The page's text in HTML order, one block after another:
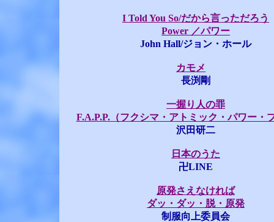
I Told You So/だから言っただろう
Power ／パワー
John Hall/ジョン・ホール
カモメ
長渕剛
一握り人の罪
F.A.P.P.（フクシマ・アトミック・パワー・
沢田研二
日本のうた
卍LINE
原発さえなければ
ダッ・ダッ・脱・原発
制服向上委員会